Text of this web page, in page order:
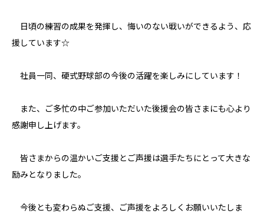
日頃の練習の成果を発揮し、悔いのない戦いができるよう、応
援しています☆
社員一同、硬式野球部の今後の活躍を楽しみにしています！
また、ご多忙の中ご参加いただいた後援会の皆さまにも心より
感謝申し上げます。
皆さまからの温かいご支援とご声援は選手たちにとって大きな
励みとなりました。
今後とも変わらぬご支援、ご声援をよろしくお願いいたしま